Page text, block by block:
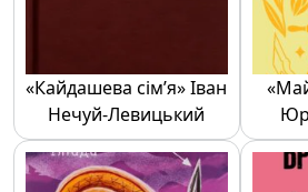
«Кайдашева сім’я» Іван
Нечуй-Левицький